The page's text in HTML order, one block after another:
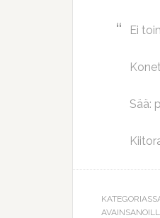
Ei
Sää: